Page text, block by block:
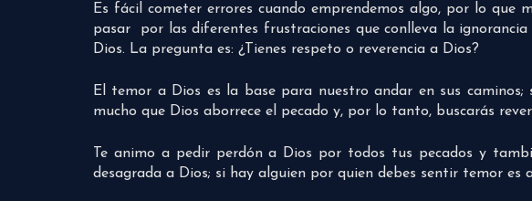
Es fácil cometer errores cuando emprendemos algo, por lo que
pasar por las diferentes frustraciones que conlleva la
Dios. La pregunta es: ¿Tienes respeto o reverencia a Dios?
El temor a Dios es la base para nuestro andar en sus
mucho que Dios aborrece el pecado y, por lo tanto, buscarás
Te animo a pedir perdón a Dios por todos tus pecados y
desagrada a Dios; si hay alguien por quien debes sentir temor es